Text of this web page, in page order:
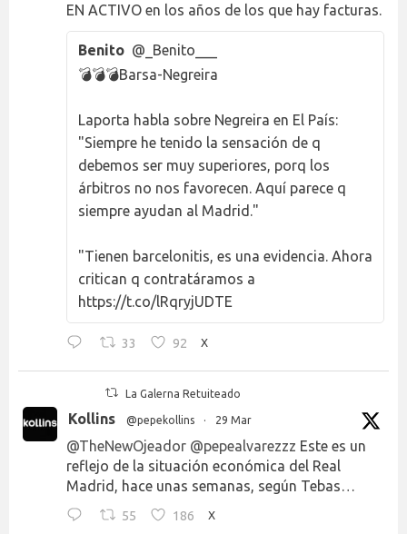
EN ACTIVO en los años de los que hay facturas.
Benito @_Benito___
💣💣💣Barsa-Negreira
Laporta habla sobre Negreira en El País:
"Siempre he tenido la sensación de q
debemos ser muy superiores, porq los
árbitros no nos favorecen. Aquí parece q
siempre ayudan al Madrid."
"Tienen barcelonitis, es una evidencia. Ahora
critican q contratáramos a
https://t.co/lRqryjUDTE
33 92 X
La Galerna Retuiteado
Kollins @pepekollins · 29 Mar
@TheNewOjeador @pepealvarezzz Este es un
reflejo de la situación económica del Real
Madrid, hace unas semanas, según Tebas…
55 186 X